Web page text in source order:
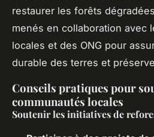
restaurer les forêts
menés en collaboration avec
locales et des ONG pour
durable des terres et
Conseils pratiques pour
communautés locales
Soutenir les initiatives de